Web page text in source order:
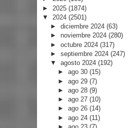
► 2025 (1874)
▼ 2024 (2501)
► diciembre 2024 (63)
► noviembre 2024 (280)
► octubre 2024 (317)
► septiembre 2024 (247)
▼ agosto 2024 (192)
►ago 30(15)
►ago 29(7)
►ago 28(9)
►ago 27(10)
►ago 26(14)
►ago 24(11)